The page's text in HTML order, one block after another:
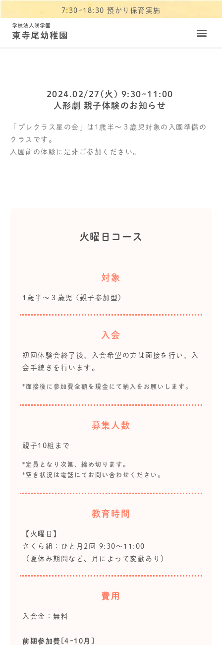
7:30~18:30 預かり保育実施
2024.02/27(火) 9:30~11:00
人形劇 親子体験のお知らせ
「プレクラス星の会」は1歳半～３歳児対象の入園準備の
クラスです。
入園前の体験に是非ご参加ください。
火曜日コース
対象
1歳半～３歳児 (親子参加型)
入会
初回体験会終了後、入会希望の方は面接を行い、入
会手続きを行います。
*面接後に参加費全額を現金にて納入をお願いします。
募集人数
親子10組まで
*定員となり次第、締め切ります。
*空き状況は電話にてお問い合わせください。
教育時間
【火曜日】
さくら組：ひと月2回 9:30～11:00
（夏休み期間など、月によって変動あり）
費用
入会金：無料
前期参加費[4~10月]